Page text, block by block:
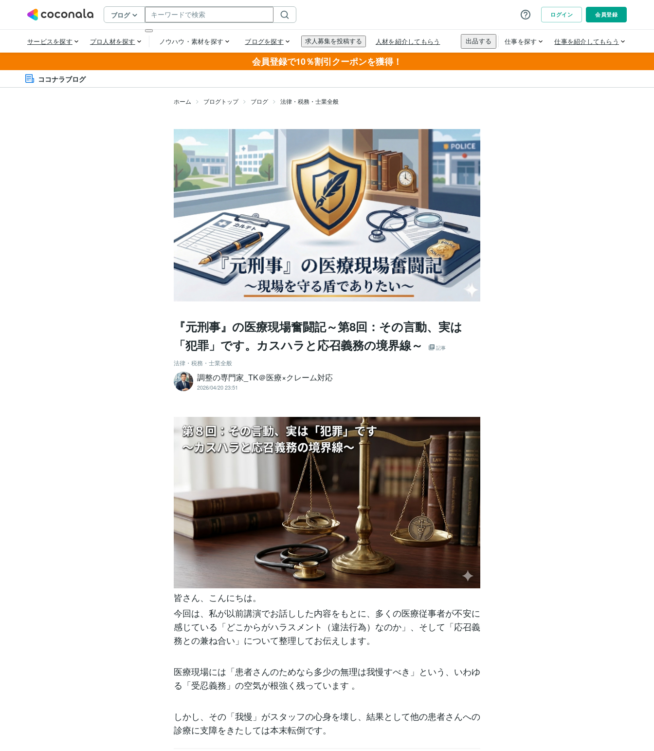
会員登録で10％割引クーポンを獲得！
ココナラブログ
ホーム ブログトップ ブログ 法律・税務・士業全般
『元刑事』の医療現場奮闘記～第8回：その言動、実は
「犯罪」です。カスハラと応召義務の境界線～
記事
法律・税務・士業全般
調整の専門家_TK＠医療×クレーム対応
2026/04/20 23:51
皆さん、こんにちは。
今回は、私が以前講演でお話しした内容をもとに、多くの医療従事者が不安に
感じている「どこからがハラスメント（違法行為）なのか」、そして「応召義
務との兼ね合い」について整理してお伝えします。
医療現場には「患者さんのためなら多少の無理は我慢すべき」という、いわゆ
る「受忍義務」の空気が根強く残っています 。
しかし、その「我慢」がスタッフの心身を壊し、結果として他の患者さんへの
診療に支障をきたしては本末転倒です。